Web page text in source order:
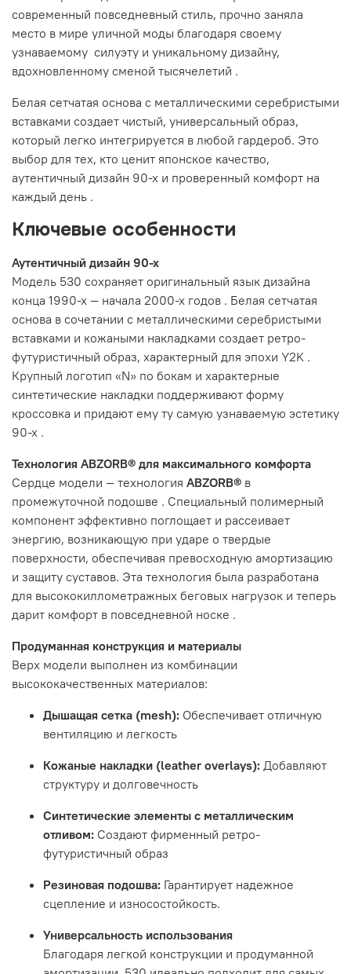
современный повседневный стиль, прочно заняла
место в мире уличной моды благодаря своему
узнаваемому силуэту и уникальному дизайну,
вдохновленному сменой тысячелетий .
Белая сетчатая основа с металлическими серебристыми
вставками создает чистый, универсальный образ,
который легко интегрируется в любой гардероб. Это
выбор для тех, кто ценит японское качество,
аутентичный дизайн 90-х и проверенный комфорт на
каждый день .
Ключевые особенности
Аутентичный дизайн 90-х
Модель 530 сохраняет оригинальный язык дизайна
конца 1990-х — начала 2000-х годов . Белая сетчатая
основа в сочетании с металлическими серебристыми
вставками и кожаными накладками создает ретро-
футуристичный образ, характерный для эпохи Y2K .
Крупный логотип «N» по бокам и характерные
синтетические накладки поддерживают форму
кроссовка и придают ему ту самую узнаваемую эстетику
90-х .
Технология ABZORB® для максимального комфорта
Сердце модели — технология ABZORB® в
промежуточной подошве . Специальный полимерный
компонент эффективно поглощает и рассеивает
энергию, возникающую при ударе о твердые
поверхности, обеспечивая превосходную амортизацию
и защиту суставов. Эта технология была разработана
для высококиллометражных беговых нагрузок и теперь
дарит комфорт в повседневной носке .
Продуманная конструкция и материалы
Верх модели выполнен из комбинации
высококачественных материалов:
Дышащая сетка (mesh): Обеспечивает отличную
вентиляцию и легкость
Кожаные накладки (leather overlays): Добавляют
структуру и долговечность
Синтетические элементы с металлическим
отливом: Создают фирменный ретро-
футуристичный образ
Резиновая подошва: Гарантирует надежное
сцепление и износостойкость.
Универсальность использования
Благодаря легкой конструкции и продуманной